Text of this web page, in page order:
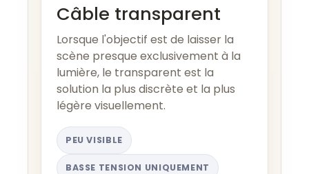
Câble transparent
Lorsque l'objectif est de laisser la
scène presque exclusivement à la
lumière, le transparent est la
solution la plus discrète et la plus
légère visuellement.
PEU VISIBLE
BASSE TENSION UNIQUEMENT